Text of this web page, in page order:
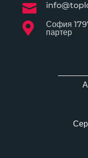


София
партер